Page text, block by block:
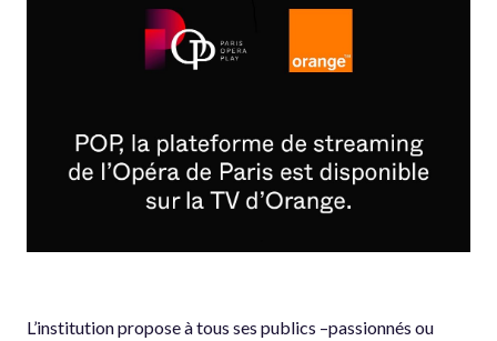
L’institution propose à tous ses publics –passionnés ou